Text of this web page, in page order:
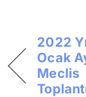
2022
Ocak
Meclis